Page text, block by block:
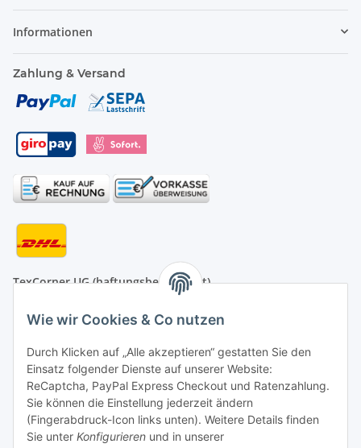
Informationen
Zahlung & Versand
TexCorner UG (haftungsbeschränkt)
D-31275 Lehrte
Montag - Freitag
von 09:00 - 13:00 Uhr
telefonisch erreichbar
Tel: +49 (0) 5132 8230689
Fax: +49 (0) 5132 8230693
E-Mail:mail@texcorner.de
Wie wir Cookies & Co nutzen
Durch Klicken auf „Alle akzeptieren“ gestatten Sie den
Einsatz folgender Dienste auf unserer Website:
ReCaptcha, PayPal Express Checkout und Ratenzahlung.
Sie können die Einstellung jederzeit ändern
(Fingerabdruck-Icon links unten). Weitere Details finden
Sie unter Konfigurieren und in unserer